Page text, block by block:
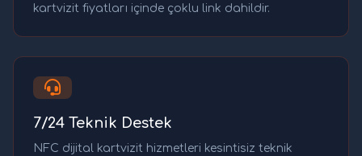
kartvizit fiyatları içinde çoklu link dahildir.
7/24 Teknik Destek
NFC dijital kartvizit hizmetleri kesintisiz teknik